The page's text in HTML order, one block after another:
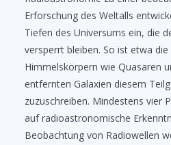
Erforschung des Weltalls
Tiefen des Universums ein, die
versperrt bleiben. So ist etwa
Himmelskörpern wie Quasaren
entfernten Galaxien diesem
zuzuschreiben. Mindestens vier
auf radioastronomische
Beobachtung von Radiowellen